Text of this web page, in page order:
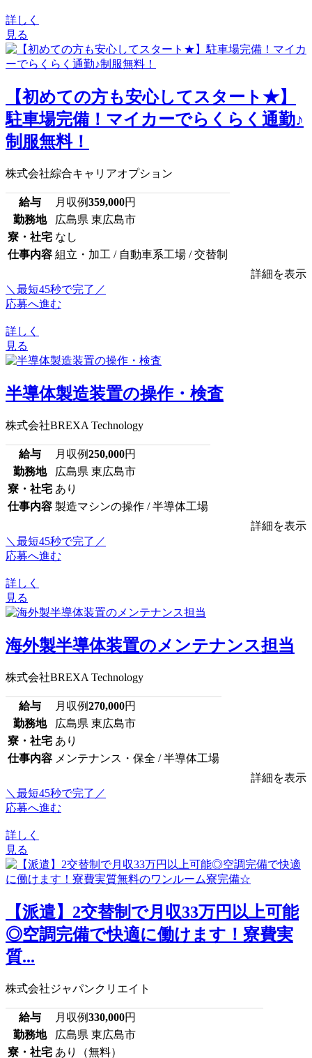
詳しく
見る
【初めての方も安心してスタート★】
駐車場完備！マイカーでらくらく通勤♪
制服無料！
株式会社綜合キャリアオプション
給与 月収例359,000円
勤務地
広島県 東広島市
寮・社宅 なし
仕事内容 組立・加工 / 自動車系工場 / 交替制
詳細を表示
＼最短45秒で完了／
応募へ進む
詳しく
見る
半導体製造装置の操作・検査
株式会社BREXA Technology
給与 月収例250,000円
勤務地
広島県 東広島市
寮・社宅 あり
仕事内容 製造マシンの操作 / 半導体工場
詳細を表示
＼最短45秒で完了／
応募へ進む
詳しく
見る
海外製半導体装置のメンテナンス担当
株式会社BREXA Technology
給与 月収例270,000円
勤務地
広島県 東広島市
寮・社宅 あり
仕事内容 メンテナンス・保全 / 半導体工場
詳細を表示
＼最短45秒で完了／
応募へ進む
詳しく
見る
【派遣】2交替制で月収33万円以上可能
◎空調完備で快適に働けます！寮費実
質...
株式会社ジャパンクリエイト
給与 月収例330,000円
勤務地
広島県 東広島市
寮・社宅 あり（無料）